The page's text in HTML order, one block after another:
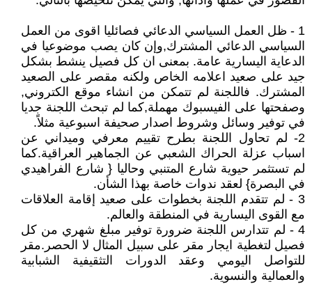
1 - ظل العمل السياسي الدعائي فصائليا اقوى من العمل
السياسي الدعائي المشترك,وإن كان يصب موضوعيا في
الدعاية اليسارية عامة. بمعنى ان كل فصيل ينشط بشكل
جيد على صعيد اعلامه الخاص ولكنه مقصر على الصعيد
المشترك. فاللجنة لم تتمكن من انشاء موقع الكتروني,
وصفحتها على الفيسبوك مهملة,كما لم تبحث اللجنة جديا
في توفير وسائل وشروط اصدار صحيفة اسبوعية مثلاً.
2- لم تحاول اللجنة بطرح تقييم معرفي وميداني عن
اسباب عزلة الحراك الشعبي عن الجماهير العراقية.كما
لم تستثمر حيوية شارع المتنبي وحاليا { شارع الفراهيدي
في البصرة} لعقد ندوات خاصة بهذا الشأن.
3 - لم تتقدم اللجنة بخطوات على صعيد إقامة العلاقات
مع القوى اليسارية في المنطقة والعالم.
4 - لم تتدارس اللجنة ضرورة توفير مبلغ شهري من كل
فصيل لتغطية ايجار مقر على سبيل المثال لا الحصر.مقر
للتواصل اليومي وعقد الدورات التثقيفية الشبابية
والعمالية والنسوية.